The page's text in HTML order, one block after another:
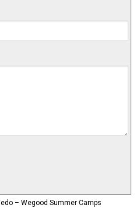
– Wegood Summer Camps